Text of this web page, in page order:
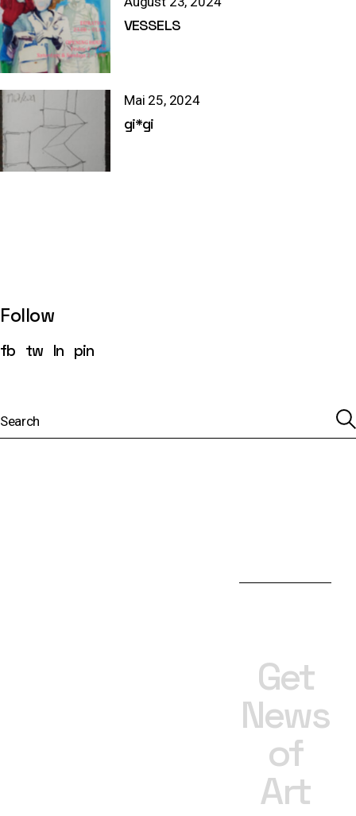
VESSELS
Mai 25, 2024
gi*gi
Follow
fb tw ln pin
Get
News
of
Art